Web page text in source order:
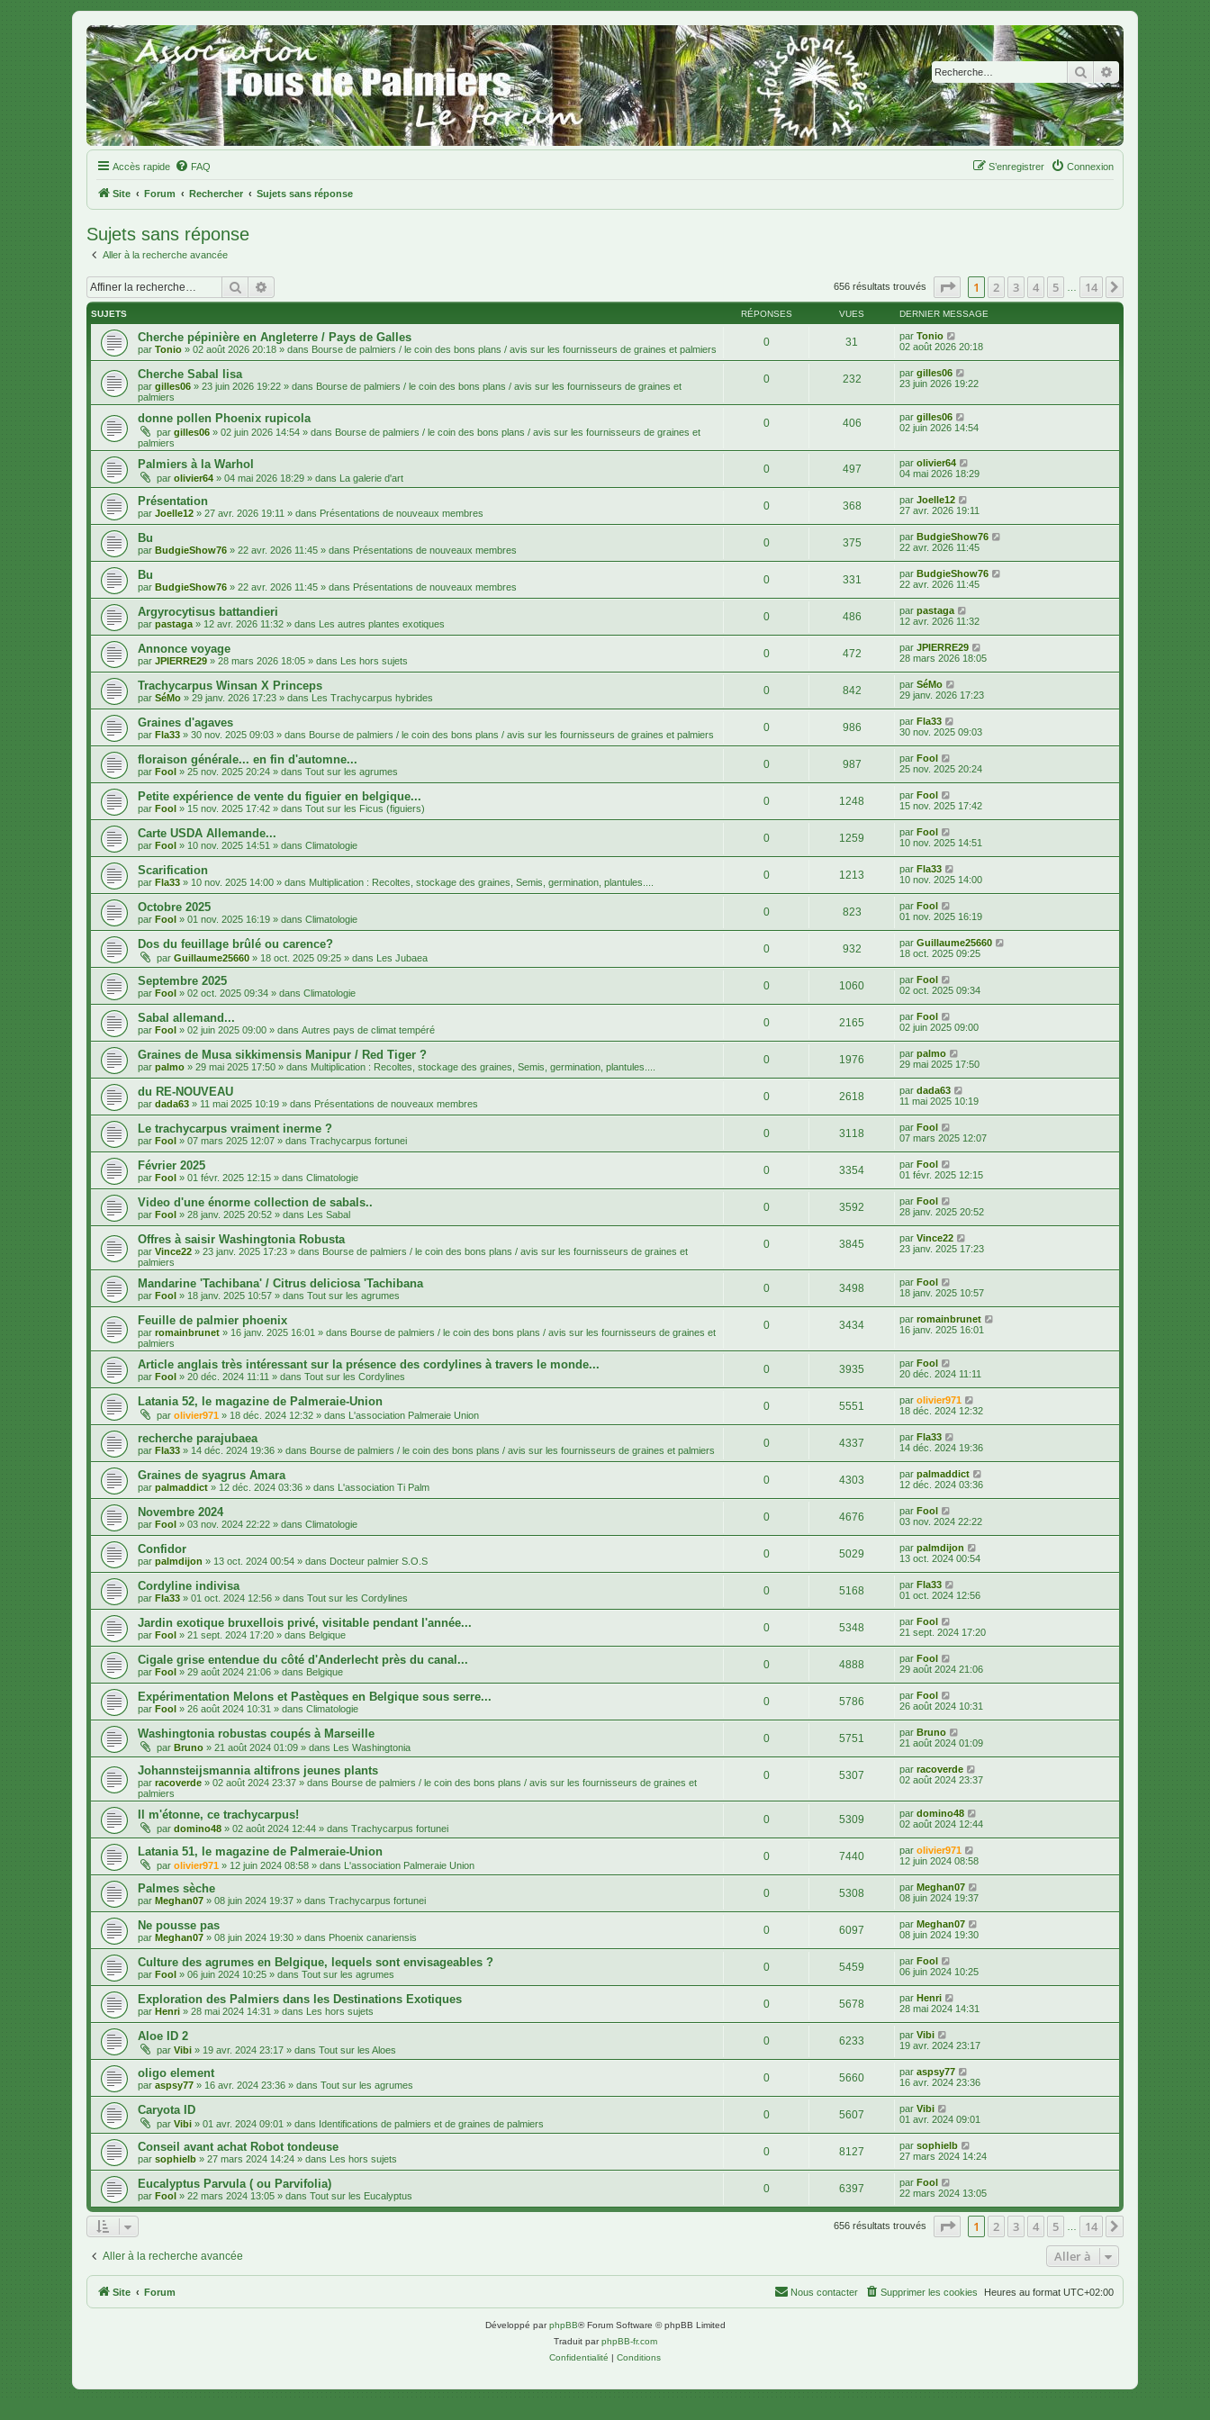
Rechercher
Accès rapide FAQ Connexion
S’enregistrer
Site Forum Rechercher Sujets sans réponse
Sujets sans réponse
Aller à la recherche avancée
Rechercher 656 résultats trouvés Page sur14
1 2 3 4 5 14
SUJETS RÉPONSES VUES DERNIER MESSAGE
Cherche pépinière en Angleterre / Pays de Galles
par Tonio » 02 août 2026 20:18 » dans Bourse de palmiers / le coin des bons plans / avis sur les fournisseurs de graines et palmiers
0 31 par Tonio
02 août 2026 20:18
Cherche Sabal lisa
par gilles06 » 23 juin 2026 19:22 » dans Bourse de palmiers / le coin des bons plans / avis sur les fournisseurs de graines et
palmiers
0 232 par gilles06
23 juin 2026 19:22
donne pollen Phoenix rupicola
par gilles06 » 02 juin 2026 14:54 » dans Bourse de palmiers / le coin des bons plans / avis sur les fournisseurs de graines et
palmiers
0 406 par gilles06
02 juin 2026 14:54
Palmiers à la Warhol
par olivier64 » 04 mai 2026 18:29 » dans La galerie d'art
0 497 par olivier64
04 mai 2026 18:29
Présentation
par Joelle12 » 27 avr. 2026 19:11 » dans Présentations de nouveaux membres
0 368 par Joelle12
27 avr. 2026 19:11
Bu
par BudgieShow76 » 22 avr. 2026 11:45 » dans Présentations de nouveaux membres
0 375 par BudgieShow76
22 avr. 2026 11:45
Bu
par BudgieShow76 » 22 avr. 2026 11:45 » dans Présentations de nouveaux membres
0 331 par BudgieShow76
22 avr. 2026 11:45
Argyrocytisus battandieri
par pastaga » 12 avr. 2026 11:32 » dans Les autres plantes exotiques
0 486 par pastaga
12 avr. 2026 11:32
Annonce voyage
par JPIERRE29 » 28 mars 2026 18:05 » dans Les hors sujets
0 472 par JPIERRE29
28 mars 2026 18:05
Trachycarpus Winsan X Princeps
par SéMo » 29 janv. 2026 17:23 » dans Les Trachycarpus hybrides
0 842 par SéMo
29 janv. 2026 17:23
Graines d'agaves
par Fla33 » 30 nov. 2025 09:03 » dans Bourse de palmiers / le coin des bons plans / avis sur les fournisseurs de graines et palmiers
0 986 par Fla33
30 nov. 2025 09:03
floraison générale... en fin d'automne...
par Fool » 25 nov. 2025 20:24 » dans Tout sur les agrumes
0 987 par Fool
25 nov. 2025 20:24
Petite expérience de vente du figuier en belgique...
par Fool » 15 nov. 2025 17:42 » dans Tout sur les Ficus (figuiers)
0 1248 par Fool
15 nov. 2025 17:42
Carte USDA Allemande...
par Fool » 10 nov. 2025 14:51 » dans Climatologie
0 1259 par Fool
10 nov. 2025 14:51
Scarification
par Fla33 » 10 nov. 2025 14:00 » dans Multiplication : Recoltes, stockage des graines, Semis, germination, plantules....
0 1213 par Fla33
10 nov. 2025 14:00
Octobre 2025
par Fool » 01 nov. 2025 16:19 » dans Climatologie
0 823 par Fool
01 nov. 2025 16:19
Dos du feuillage brûlé ou carence?
par Guillaume25660 » 18 oct. 2025 09:25 » dans Les Jubaea
0 932 par Guillaume25660
18 oct. 2025 09:25
Septembre 2025
par Fool » 02 oct. 2025 09:34 » dans Climatologie
0 1060 par Fool
02 oct. 2025 09:34
Sabal allemand...
par Fool » 02 juin 2025 09:00 » dans Autres pays de climat tempéré
0 2165 par Fool
02 juin 2025 09:00
Graines de Musa sikkimensis Manipur / Red Tiger ?
par palmo » 29 mai 2025 17:50 » dans Multiplication : Recoltes, stockage des graines, Semis, germination, plantules....
0 1976 par palmo
29 mai 2025 17:50
du RE-NOUVEAU
par dada63 » 11 mai 2025 10:19 » dans Présentations de nouveaux membres
0 2618 par dada63
11 mai 2025 10:19
Le trachycarpus vraiment inerme ?
par Fool » 07 mars 2025 12:07 » dans Trachycarpus fortunei
0 3118 par Fool
07 mars 2025 12:07
Février 2025
par Fool » 01 févr. 2025 12:15 » dans Climatologie
0 3354 par Fool
01 févr. 2025 12:15
Video d'une énorme collection de sabals..
par Fool » 28 janv. 2025 20:52 » dans Les Sabal
0 3592 par Fool
28 janv. 2025 20:52
Offres à saisir Washingtonia Robusta
par Vince22 » 23 janv. 2025 17:23 » dans Bourse de palmiers / le coin des bons plans / avis sur les fournisseurs de graines et
palmiers
0 3845 par Vince22
23 janv. 2025 17:23
Mandarine 'Tachibana' / Citrus deliciosa 'Tachibana
par Fool » 18 janv. 2025 10:57 » dans Tout sur les agrumes
0 3498 par Fool
18 janv. 2025 10:57
Feuille de palmier phoenix
par romainbrunet » 16 janv. 2025 16:01 » dans Bourse de palmiers / le coin des bons plans / avis sur les fournisseurs de graines et
palmiers
0 3434 par romainbrunet
16 janv. 2025 16:01
Article anglais très intéressant sur la présence des cordylines à travers le monde...
par Fool » 20 déc. 2024 11:11 » dans Tout sur les Cordylines
0 3935 par Fool
20 déc. 2024 11:11
Latania 52, le magazine de Palmeraie-Union
par olivier971 » 18 déc. 2024 12:32 » dans L'association Palmeraie Union
0 5551 par olivier971
18 déc. 2024 12:32
recherche parajubaea
par Fla33 » 14 déc. 2024 19:36 » dans Bourse de palmiers / le coin des bons plans / avis sur les fournisseurs de graines et palmiers
0 4337 par Fla33
14 déc. 2024 19:36
Graines de syagrus Amara
par palmaddict » 12 déc. 2024 03:36 » dans L'association Ti Palm
0 4303 par palmaddict
12 déc. 2024 03:36
Novembre 2024
par Fool » 03 nov. 2024 22:22 » dans Climatologie
0 4676 par Fool
03 nov. 2024 22:22
Confidor
par palmdijon » 13 oct. 2024 00:54 » dans Docteur palmier S.O.S
0 5029 par palmdijon
13 oct. 2024 00:54
Cordyline indivisa
par Fla33 » 01 oct. 2024 12:56 » dans Tout sur les Cordylines
0 5168 par Fla33
01 oct. 2024 12:56
Jardin exotique bruxellois privé, visitable pendant l'année...
par Fool » 21 sept. 2024 17:20 » dans Belgique
0 5348 par Fool
21 sept. 2024 17:20
Cigale grise entendue du côté d'Anderlecht près du canal...
par Fool » 29 août 2024 21:06 » dans Belgique
0 4888 par Fool
29 août 2024 21:06
Expérimentation Melons et Pastèques en Belgique sous serre...
par Fool » 26 août 2024 10:31 » dans Climatologie
0 5786 par Fool
26 août 2024 10:31
Washingtonia robustas coupés à Marseille
par Bruno » 21 août 2024 01:09 » dans Les Washingtonia
0 5751 par Bruno
21 août 2024 01:09
Johannsteijsmannia altifrons jeunes plants
par racoverde » 02 août 2024 23:37 » dans Bourse de palmiers / le coin des bons plans / avis sur les fournisseurs de graines et
palmiers
0 5307 par racoverde
02 août 2024 23:37
Il m'étonne, ce trachycarpus!
par domino48 » 02 août 2024 12:44 » dans Trachycarpus fortunei
0 5309 par domino48
02 août 2024 12:44
Latania 51, le magazine de Palmeraie-Union
par olivier971 » 12 juin 2024 08:58 » dans L'association Palmeraie Union
0 7440 par olivier971
12 juin 2024 08:58
Palmes sèche
par Meghan07 » 08 juin 2024 19:37 » dans Trachycarpus fortunei
0 5308 par Meghan07
08 juin 2024 19:37
Ne pousse pas
par Meghan07 » 08 juin 2024 19:30 » dans Phoenix canariensis
0 6097 par Meghan07
08 juin 2024 19:30
Culture des agrumes en Belgique, lequels sont envisageables ?
par Fool » 06 juin 2024 10:25 » dans Tout sur les agrumes
0 5459 par Fool
06 juin 2024 10:25
Exploration des Palmiers dans les Destinations Exotiques
par Henri » 28 mai 2024 14:31 » dans Les hors sujets
0 5678 par Henri
28 mai 2024 14:31
Aloe ID 2
par Vibi » 19 avr. 2024 23:17 » dans Tout sur les Aloes
0 6233 par Vibi
19 avr. 2024 23:17
oligo element
par aspsy77 » 16 avr. 2024 23:36 » dans Tout sur les agrumes
0 5660 par aspsy77
16 avr. 2024 23:36
Caryota ID
par Vibi » 01 avr. 2024 09:01 » dans Identifications de palmiers et de graines de palmiers
0 5607 par Vibi
01 avr. 2024 09:01
Conseil avant achat Robot tondeuse
par sophielb » 27 mars 2024 14:24 » dans Les hors sujets
0 8127 par sophielb
27 mars 2024 14:24
Eucalyptus Parvula ( ou Parvifolia)
par Fool » 22 mars 2024 13:05 » dans Tout sur les Eucalyptus
0 6397 par Fool
22 mars 2024 13:05
656 résultats trouvés Page sur14
1 2 3 4 5 14
Aller à la recherche avancée Aller à
Site Forum Heures au format UTC+02:00
Supprimer les cookies
Nous contacter
Développé parphpBB® Forum Software © phpBB Limited
Traduit parphpBB-fr.com
Confidentialité | Conditions